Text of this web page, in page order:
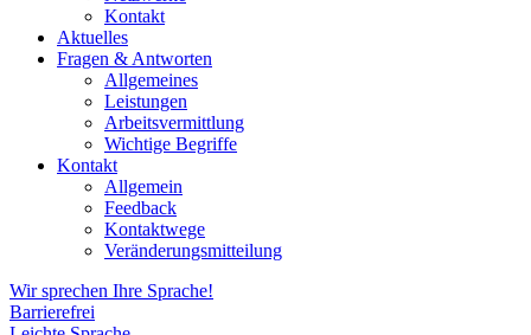
Kontakt
Aktuelles
Fragen & Antworten
Allgemeines
Leistungen
Arbeitsvermittlung
Wichtige Begriffe
Kontakt
Allgemein
Feedback
Kontaktwege
Veränderungsmitteilung
Wir sprechen Ihre Sprache!
Barrierefrei